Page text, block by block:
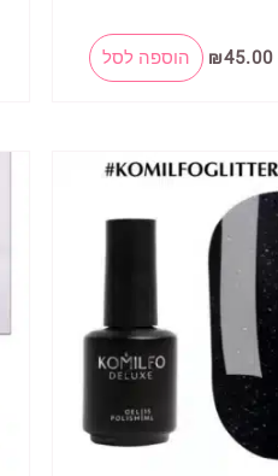
המחיר
המקורי
₪45.00
המחיר
הנוכחי
הוספה לסל למוצר
המוצר